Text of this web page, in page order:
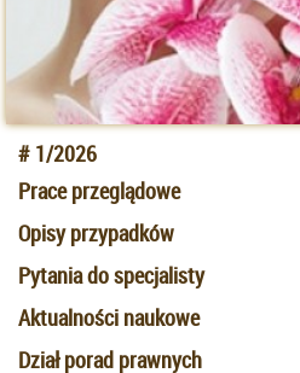
1/2026
Prace przeglądowe
Opisy przypadków
Pytania do specjalisty
Aktualności naukowe
Dział porad prawnych